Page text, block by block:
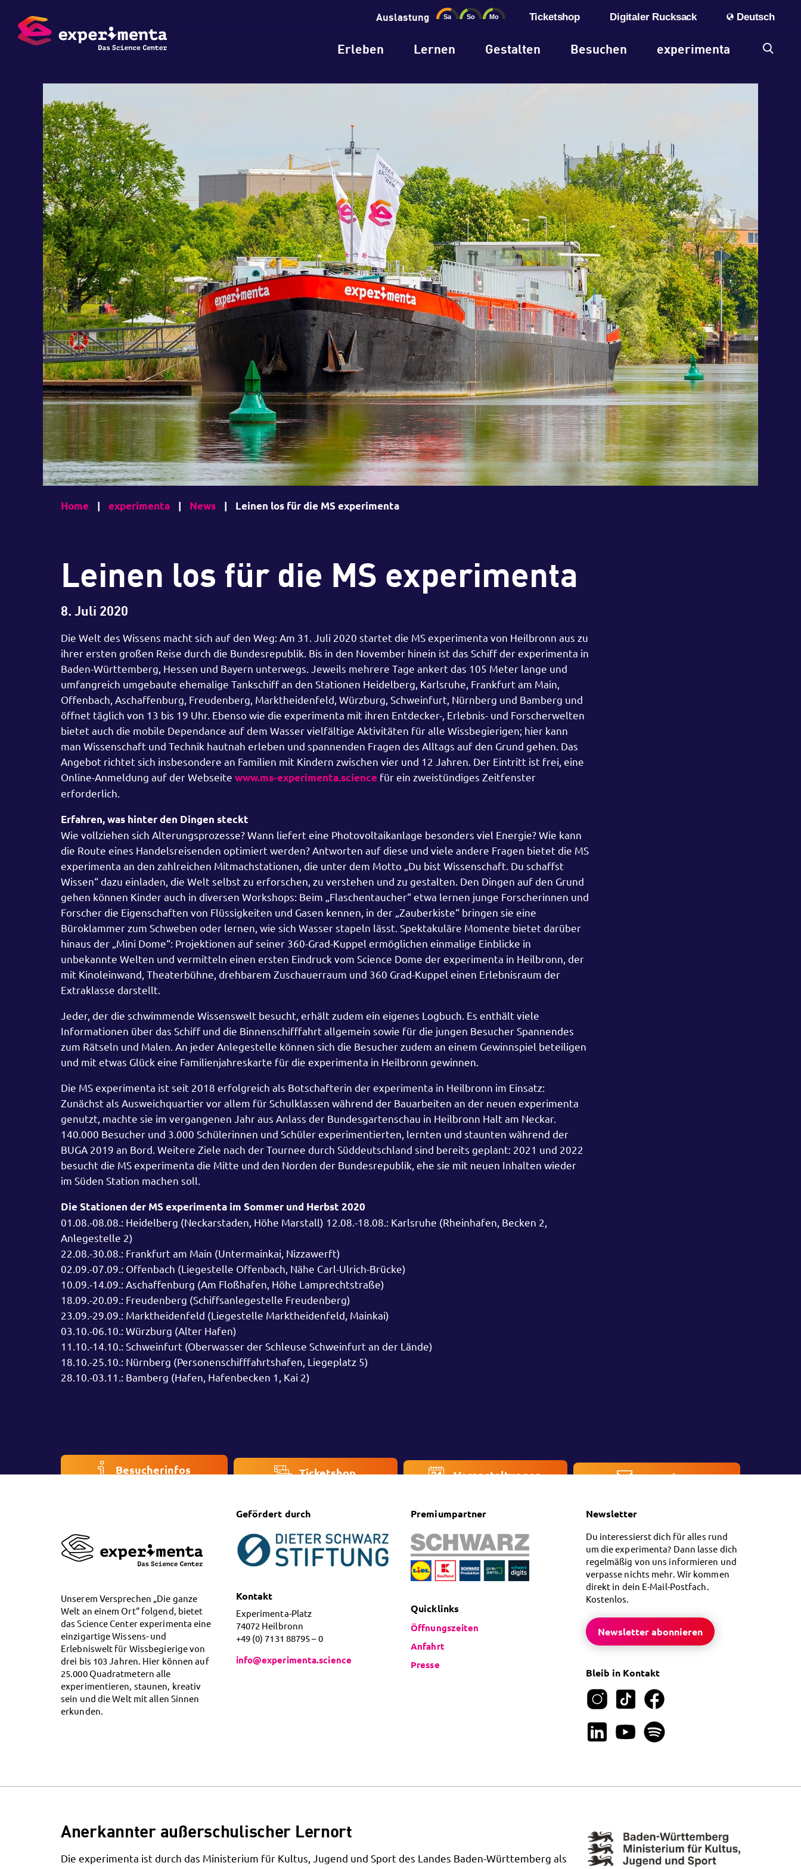
Auslastung Ticketshop Digitaler Rucksack Deutsch
Erleben Lernen Gestalten Besuchen experimenta
Home | experimenta | News | Leinen los für die MS experimenta
Leinen los für die MS experimenta
8. Juli 2020
Die Welt des Wissens macht sich auf den Weg: Am 31. Juli 2020 startet die MS experimenta von Heilbronn aus zu
ihrer ersten großen Reise durch die Bundesrepublik. Bis in den November hinein ist das Schiff der experimenta in
Baden-Württemberg, Hessen und Bayern unterwegs. Jeweils mehrere Tage ankert das 105 Meter lange und
umfangreich umgebaute ehemalige Tankschiff an den Stationen Heidelberg, Karlsruhe, Frankfurt am Main,
Offenbach, Aschaffenburg, Freudenberg, Marktheidenfeld, Würzburg, Schweinfurt, Nürnberg und Bamberg und
öffnet täglich von 13 bis 19 Uhr. Ebenso wie die experimenta mit ihren Entdecker-, Erlebnis- und Forscherwelten
bietet auch die mobile Dependance auf dem Wasser vielfältige Aktivitäten für alle Wissbegierigen; hier kann
man Wissenschaft und Technik hautnah erleben und spannenden Fragen des Alltags auf den Grund gehen. Das
Angebot richtet sich insbesondere an Familien mit Kindern zwischen vier und 12 Jahren. Der Eintritt ist frei, eine
Online-Anmeldung auf der Webseite www.ms-experimenta.science für ein zweistündiges Zeitfenster
erforderlich.
Erfahren, was hinter den Dingen steckt
Wie vollziehen sich Alterungsprozesse? Wann liefert eine Photovoltaikanlage besonders viel Energie? Wie kann
die Route eines Handelsreisenden optimiert werden? Antworten auf diese und viele andere Fragen bietet die MS
experimenta an den zahlreichen Mitmachstationen, die unter dem Motto „Du bist Wissenschaft. Du schaffst
Wissen“ dazu einladen, die Welt selbst zu erforschen, zu verstehen und zu gestalten. Den Dingen auf den Grund
gehen können Kinder auch in diversen Workshops: Beim „Flaschentaucher“ etwa lernen junge Forscherinnen und
Forscher die Eigenschaften von Flüssigkeiten und Gasen kennen, in der „Zauberkiste“ bringen sie eine
Büroklammer zum Schweben oder lernen, wie sich Wasser stapeln lässt. Spektakuläre Momente bietet darüber
hinaus der „Mini Dome“: Projektionen auf seiner 360-Grad-Kuppel ermöglichen einmalige Einblicke in
unbekannte Welten und vermitteln einen ersten Eindruck vom Science Dome der experimenta in Heilbronn, der
mit Kinoleinwand, Theaterbühne, drehbarem Zuschauerraum und 360 Grad-Kuppel einen Erlebnisraum der
Extraklasse darstellt.
Jeder, der die schwimmende Wissenswelt besucht, erhält zudem ein eigenes Logbuch. Es enthält viele
Informationen über das Schiff und die Binnenschifffahrt allgemein sowie für die jungen Besucher Spannendes
zum Rätseln und Malen. An jeder Anlegestelle können sich die Besucher zudem an einem Gewinnspiel beteiligen
und mit etwas Glück eine Familienjahreskarte für die experimenta in Heilbronn gewinnen.
Die MS experimenta ist seit 2018 erfolgreich als Botschafterin der experimenta in Heilbronn im Einsatz:
Zunächst als Ausweichquartier vor allem für Schulklassen während der Bauarbeiten an der neuen experimenta
genutzt, machte sie im vergangenen Jahr aus Anlass der Bundesgartenschau in Heilbronn Halt am Neckar.
140.000 Besucher und 3.000 Schülerinnen und Schüler experimentierten, lernten und staunten während der
BUGA 2019 an Bord. Weitere Ziele nach der Tournee durch Süddeutschland sind bereits geplant: 2021 und 2022
besucht die MS experimenta die Mitte und den Norden der Bundesrepublik, ehe sie mit neuen Inhalten wieder
im Süden Station machen soll.
Die Stationen der MS experimenta im Sommer und Herbst 2020
01.08.-08.08.: Heidelberg (Neckarstaden, Höhe Marstall) 12.08.-18.08.: Karlsruhe (Rheinhafen, Becken 2,
Anlegestelle 2)
22.08.-30.08.: Frankfurt am Main (Untermainkai, Nizzawerft)
02.09.-07.09.: Offenbach (Liegestelle Offenbach, Nähe Carl-Ulrich-Brücke)
10.09.-14.09.: Aschaffenburg (Am Floßhafen, Höhe Lamprechtstraße)
18.09.-20.09.: Freudenberg (Schiffsanlegestelle Freudenberg)
23.09.-29.09.: Marktheidenfeld (Liegestelle Marktheidenfeld, Mainkai)
03.10.-06.10.: Würzburg (Alter Hafen)
11.10.-14.10.: Schweinfurt (Oberwasser der Schleuse Schweinfurt an der Lände)
18.10.-25.10.: Nürnberg (Personenschifffahrtshafen, Liegeplatz 5)
28.10.-03.11.: Bamberg (Hafen, Hafenbecken 1, Kai 2)
Besucherinfos Ticketshop Veranstaltungen Kontakt
Unserem Versprechen „Die ganze
Welt an einem Ort“ folgend, bietet
das Science Center experimenta eine
einzigartige Wissens- und
Erlebniswelt für Wissbegierige von
drei bis 103 Jahren. Hier können auf
25.000 Quadratmetern alle
experimentieren, staunen, kreativ
sein und die Welt mit allen Sinnen
erkunden.
Gefördert durch
Kontakt
Experimenta-Platz
74072 Heilbronn
+49 (0) 7131 88795 – 0
info@experimenta.science
Premiumpartner
Quicklinks
Öffnungszeiten
Anfahrt
Presse
Newsletter
Du interessierst dich für alles rund
um die experimenta? Dann lasse dich
regelmäßig von uns informieren und
verpasse nichts mehr. Wir kommen
direkt in dein E-Mail-Postfach.
Kostenlos.
Newsletter abonnieren
Bleib in Kontakt
Anerkannter außerschulischer Lernort
Die experimenta ist durch das Ministerium für Kultus, Jugend und Sport des Landes Baden-Württemberg als